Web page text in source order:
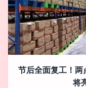
节后全面复工！
将